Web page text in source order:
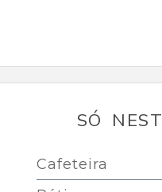
SÓ
Cafeteira